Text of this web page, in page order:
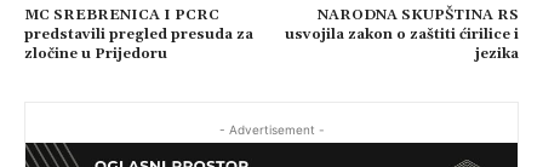
MC SREBRENICA I PCRC
predstavili pregled presuda za
zločine u Prijedoru
NARODNA SKUPŠTINA RS
usvojila zakon o zaštiti ćirilice i
jezika
- Advertisement -